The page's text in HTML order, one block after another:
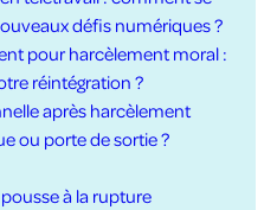
défis numériques ?
pour harcèlement moral :
réintégration ?
après harcèlement
ou porte de sortie ?
à la rupture